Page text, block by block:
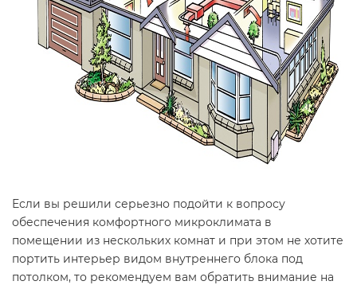
Если вы решили серьезно подойти к вопросу
обеспечения комфортного микроклимата в
помещении из нескольких комнат и при этом не хотите
портить интерьер видом внутреннего блока под
потолком, то рекомендуем вам обратить внимание на